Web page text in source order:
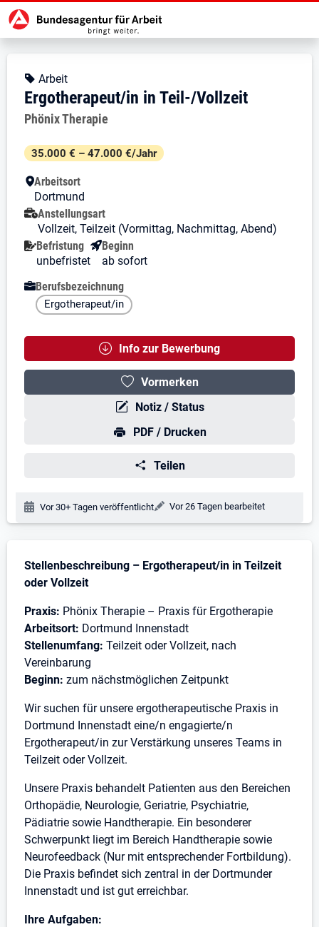
Zur Jobsuche Startseite
Stellendetails zu:
Ergotherapeut/in in Teil-/
Ergotherapeut/in in Teil-/Vollzeit
Kopfbereich
Angebotsart:
Arbeit
Ergotherapeut/in in Teil-/Vollzeit
Arbeitgeber:
Phönix Therapie
Besondere Merkmale
35.000 € – 47.000 €/Jahr
Arbeitsort
Dortmund
Anstellungsart
Vollzeit, Teilzeit (Vormittag, Nachmittag, Abend)
Befristung
unbefristet
Beginn
ab sofort
Berufsbezeichnung
Ergotherapeut/in
Info zur Bewerbung
Vormerken
Notiz / Status
PDF / Drucken
Teilen
Veröffentlichungsdatum:
Vor 30+ Tagen veröffentlicht Änderungsdatum:
Vor 26 Tagen bearbeitet
Stellenbeschreibung
Stellenbeschreibung – Ergotherapeut/in in Teilzeit
oder Vollzeit
Praxis: Phönix Therapie – Praxis für Ergotherapie
Arbeitsort: Dortmund Innenstadt
Stellenumfang: Teilzeit oder Vollzeit, nach
Vereinbarung
Beginn: zum nächstmöglichen Zeitpunkt
Wir suchen für unsere ergotherapeutische Praxis in
Dortmund Innenstadt eine/n engagierte/n
Ergotherapeut/in zur Verstärkung unseres Teams in
Teilzeit oder Vollzeit.
Unsere Praxis behandelt Patienten aus den Bereichen
Orthopädie, Neurologie, Geriatrie, Psychiatrie,
Pädiatrie sowie Handtherapie. Ein besonderer
Schwerpunkt liegt im Bereich Handtherapie sowie
Neurofeedback (Nur mit entsprechender Fortbildung).
Die Praxis befindet sich zentral in der Dortmunder
Innenstadt und ist gut erreichbar.
Ihre Aufgaben: